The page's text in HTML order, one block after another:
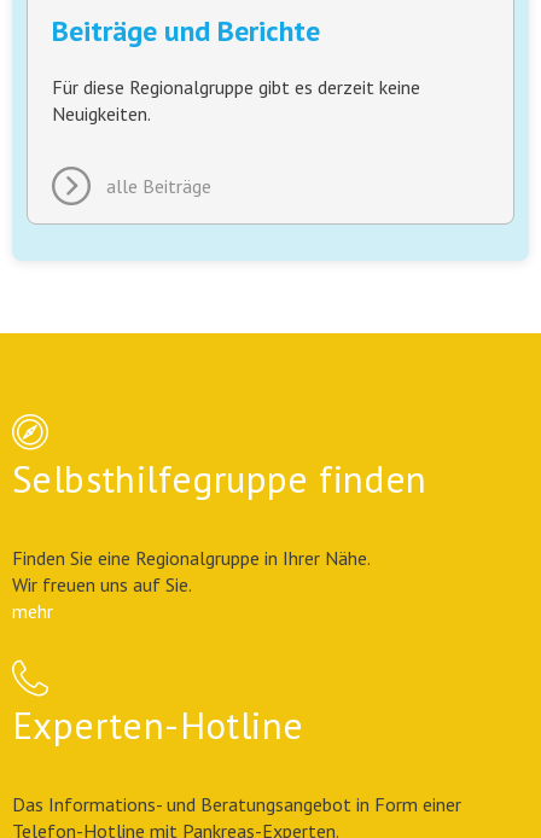
Beiträge und Berichte
Für diese Regionalgruppe gibt es derzeit keine
Neuigkeiten.
alle Beiträge
Selbsthilfegruppe finden
Finden Sie eine Regionalgruppe in Ihrer Nähe.
Wir freuen uns auf Sie.
mehr
Experten-Hotline
Das Informations- und Beratungsangebot in Form einer
Telefon-Hotline mit Pankreas-Experten.